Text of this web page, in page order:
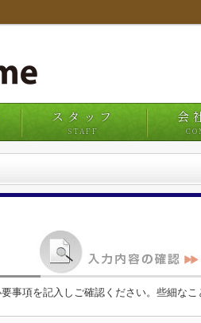
スタッフ
STAFF
会
事項を記入しご確認ください。些細な